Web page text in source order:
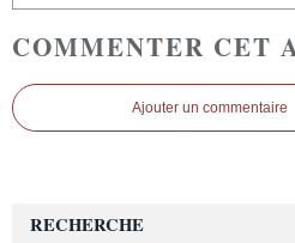
COMMENTER CET
Ajouter un commentaire
RECHERCHE